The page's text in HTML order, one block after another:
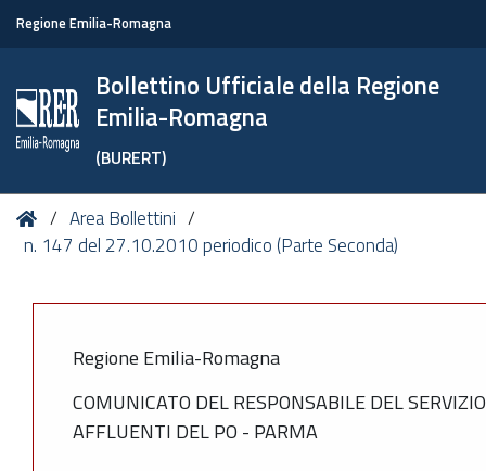
Regione Emilia-Romagna
Bollettino Ufficiale della Regione
Emilia-Romagna
(BURERT)
Tu
sei
HomeArea Bollettini
n. 147 del 27.10.2010 periodico (Parte Seconda)
Regione Emilia-Romagna
COMUNICATO DEL RESPONSABILE DEL
AFFLUENTI DEL PO - PARMA